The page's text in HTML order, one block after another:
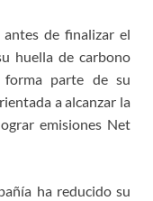
de finalizar el
huella de carbono
forma parte de su
a alcanzar la
emisiones Net
ha reducido su